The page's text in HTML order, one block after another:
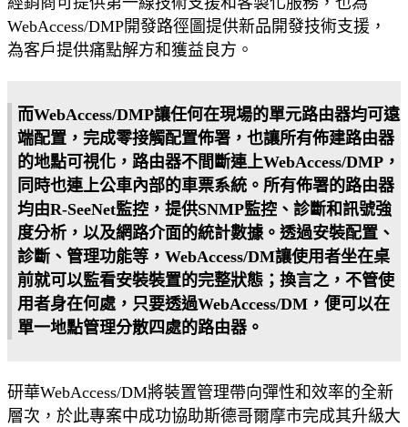
WebAccess/DMP開發路徑圖提供新品開發技術支援，
為客戶提供痛點解方和獲益良方。
而WebAccess/DMP讓任何在現場的單元路由器均可遠
端配置，完成零接觸配置佈署，也讓所有佈建路由器
的地點可視化，路由器不間斷連上WebAccess/DMP，
同時也連上公車內部的車票系統。所有佈署的路由器
均由R-SeeNet監控，提供SNMP監控、診斷和訊號強
度分析，以及網路介面的統計數據。透過安裝配置、
診斷、管理功能等，WebAccess/DM讓使用者坐在桌
前就可以監看安裝裝置的完整狀態；換言之，不管使
用者身在何處，只要透過WebAccess/DM，便可以在
單一地點管理分散四處的路由器。
研華WebAccess/DM將裝置管理帶向彈性和效率的全新
層次，於此專案中成功協助斯德哥爾摩市完成其升級大